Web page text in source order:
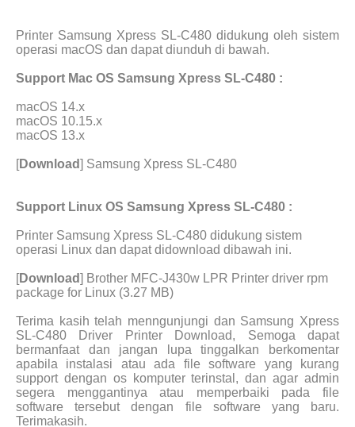
Printer Samsung Xpress SL-C480 didukung oleh sistem
operasi macOS dan dapat diunduh di bawah.
Support Mac OS Samsung Xpress SL-C480 :
macOS 14.x
macOS 10.15.x
macOS 13.x
[Download] Samsung Xpress SL-C480
Support Linux OS Samsung Xpress SL-C480 :
Printer Samsung Xpress SL-C480 didukung sistem
operasi Linux dan dapat didownload dibawah ini.
[Download] Brother MFC-J430w LPR Printer driver rpm
package for Linux (3.27 MB)
Terima kasih telah menngunjungi dan Samsung Xpress
SL-C480 Driver Printer Download, Semoga dapat
bermanfaat dan jangan lupa tinggalkan berkomentar
apabila instalasi atau ada file software yang kurang
support dengan os komputer terinstal, dan agar admin
segera menggantinya atau memperbaiki pada file
software tersebut dengan file software yang baru.
Terimakasih.